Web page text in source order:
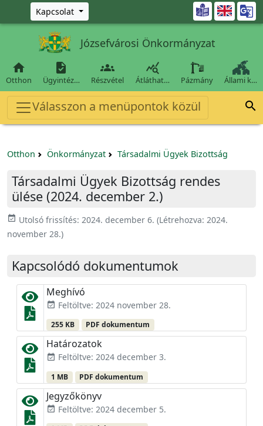
Ugrás a fő tartalomra
Kapcsolat 
Józsefvárosi Önkormányzat

Otthon

Ügyintéz…

Részvétel

Átláthat… Pázmány Állami k…
Válasszon a menüpontok közül 
Otthon Önkormányzat Társadalmi Ügyek Bizottság
Társadalmi Ügyek Bizottság rendes
ülése (2024. december 2.)
event_available Utolsó frissítés: 2024. december 6. (Létrehozva: 2024.
november 28.)
Kapcsolódó dokumentumok
Meghívó
event_available Feltöltve: 2024 november 28.
255 KB PDF dokumentum
Határozatok
event_available Feltöltve: 2024 december 3.
1 MB PDF dokumentum
Jegyzőkönyv
event_available Feltöltve: 2024 december 5.